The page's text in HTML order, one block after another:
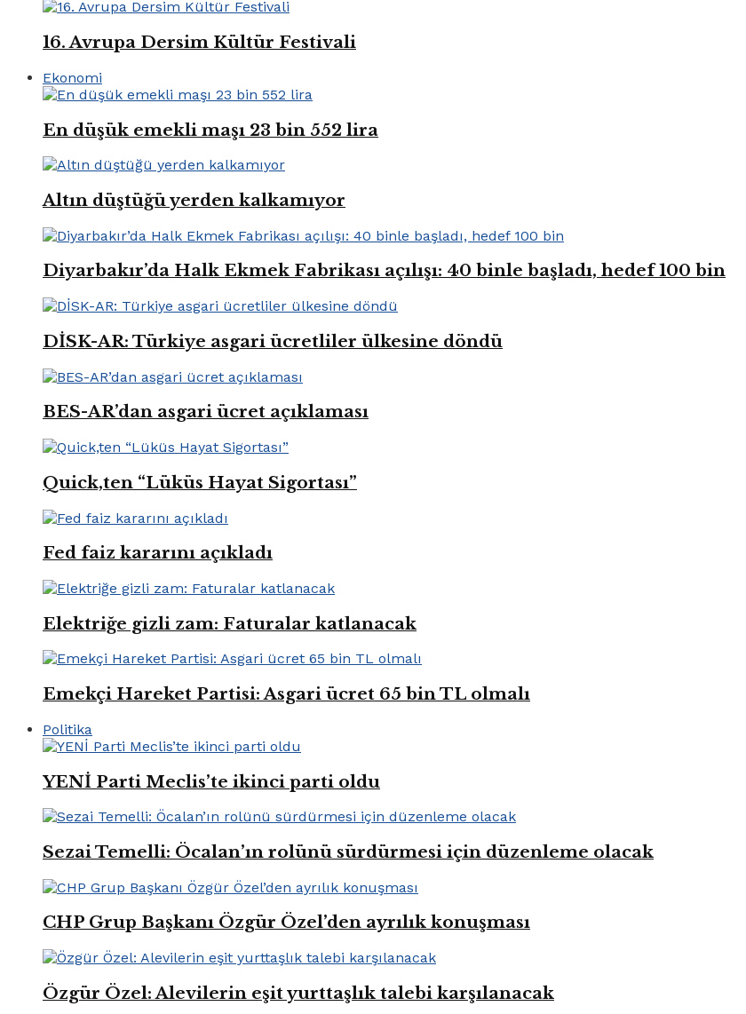
16. Avrupa Dersim Kültür Festivali
Ekonomi
En düşük emekli maşı 23 bin 552 lira
Altın düştüğü yerden kalkamıyor
Diyarbakır’da Halk Ekmek Fabrikası açılışı: 40 binle başladı, hedef 100 bin
DİSK-AR: Türkiye asgari ücretliler ülkesine döndü
BES-AR’dan asgari ücret açıklaması
Quick,ten “Lüküs Hayat Sigortası”
Fed faiz kararını açıkladı
Elektriğe gizli zam: Faturalar katlanacak
Emekçi Hareket Partisi: Asgari ücret 65 bin TL olmalı
Politika
YENİ Parti Meclis’te ikinci parti oldu
Sezai Temelli: Öcalan’ın rolünü sürdürmesi için düzenleme olacak
CHP Grup Başkanı Özgür Özel’den ayrılık konuşması
Özgür Özel: Alevilerin eşit yurttaşlık talebi karşılanacak